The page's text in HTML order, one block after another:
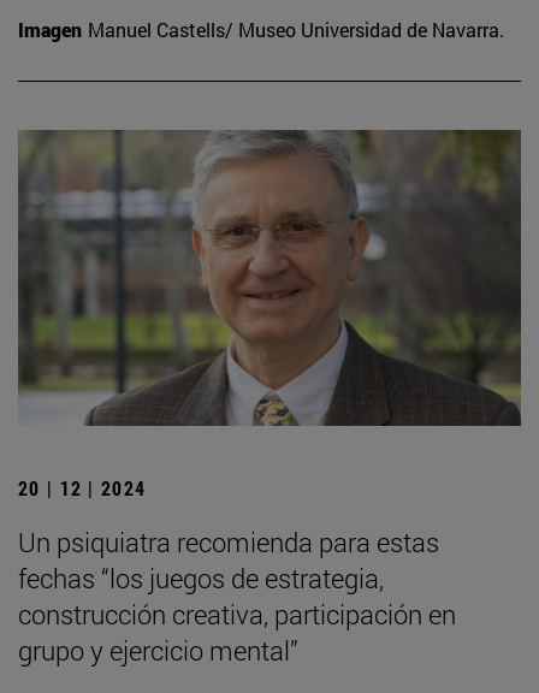
Imagen Manuel Castells/ Museo Universidad de Navarra.
20 | 12 | 2024
Un psiquiatra recomienda para estas
fechas “los juegos de estrategia,
construcción creativa, participación en
grupo y ejercicio mental”